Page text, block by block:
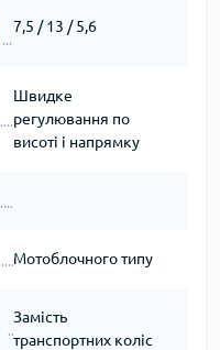
7,5 / 13 / 5,6
Швидке
регулювання по
висоті і напрямку
Мотоблочного типу
Замість
транспортних коліс